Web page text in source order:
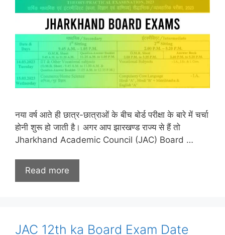
नया वर्ष आते ही छात्र-छात्राओं के बीच बोर्ड परीक्षा के बारे में चर्चा
होनी शुरू हो जाती है। अगर आप झारखण्ड राज्य से हैं तो
Jharkhand Academic Council (JAC) Board …
Read more
JAC 12th ka Board Exam Date